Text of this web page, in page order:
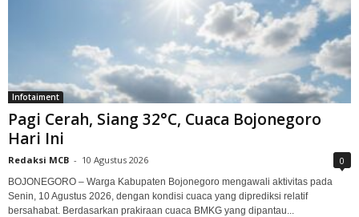
Infotaiment
Pagi Cerah, Siang 32°C, Cuaca Bojonegoro
Hari Ini
Redaksi MCB - 10 Agustus 2026 0
BOJONEGORO – Warga Kabupaten Bojonegoro mengawali aktivitas pada
Senin, 10 Agustus 2026, dengan kondisi cuaca yang diprediksi relatif
bersahabat. Berdasarkan prakiraan cuaca BMKG yang dipantau...